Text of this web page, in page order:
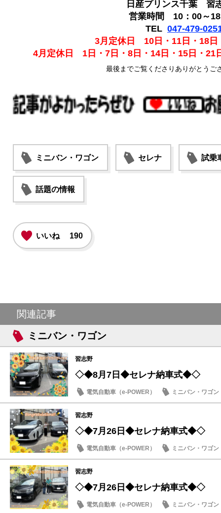
日産プリンス千葉 習
営業時間 10：00～
TEL 047-479-
3月定休日 10日・11日・18日
4月定休日 1日・7日・8日・14日・15日・21
最後までご覧くださりありがとうご
ミニバン・ワゴン セレナ 試乗
話題の情報
いいね 190
関連記事
ミニバン・ワゴン
習志野
◇◆8月7日◆セレナ納車式◆◇
電気自動車（e-POWER）
ミニバン・ワゴン
納車式
習志野
◇◆7月26日◆セレナ納車式◆◇
電気自動車（e-POWER）
ミニバン・ワゴン
納車式
習志野
◇◆7月26日◆セレナ納車式◆◇
電気自動車（e-POWER）
ミニバン・ワゴン